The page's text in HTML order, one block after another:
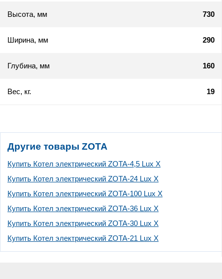
Высота, мм 730
Ширина, мм 290
Глубина, мм 160
Вес, кг. 19
Другие товары ZOTA
Купить Котел электрический ZOTA-4,5 Lux X
Купить Котел электрический ZOTA-24 Lux X
Купить Котел электрический ZOTA-100 Lux X
Купить Котел электрический ZOTA-36 Lux X
Купить Котел электрический ZOTA-30 Lux X
Купить Котел электрический ZOTA-21 Lux X